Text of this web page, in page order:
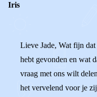
Iris
Lieve Jade, Wat fijn
hebt gevonden en wat
vraag met ons wilt
het vervelend voor je